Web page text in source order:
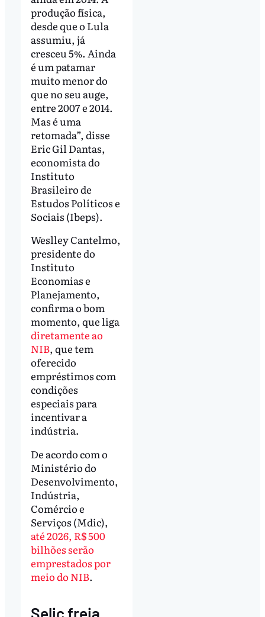
produção física,
desde que o Lula
assumiu, já
cresceu 5%. Ainda
é um patamar
muito menor do
que no seu auge,
entre 2007 e 2014.
Mas é uma
retomada”, disse
Eric Gil Dantas,
economista do
Instituto
Brasileiro de
Estudos Políticos e
Sociais (Ibeps).
Weslley Cantelmo,
presidente do
Instituto
Economias e
Planejamento,
confirma o bom
momento, que liga
diretamente ao
NIB, que tem
oferecido
empréstimos com
condições
especiais para
incentivar a
indústria.
De acordo com o
Ministério do
Desenvolvimento,
Indústria,
Comércio e
Serviços (Mdic),
até 2026, R$ 500
bilhões serão
emprestados por
meio do NIB.